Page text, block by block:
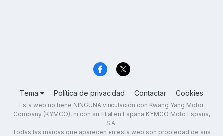
Tema Política de privacidad Contactar Cookies
Esta web no tiene NINGUNA vinculación con Kwang Yang Motor
Company (KYMCO), ni con su filial en España KYMCO Moto España,
S.A.
Todas las marcas que aparecen en esta web son propiedad de sus